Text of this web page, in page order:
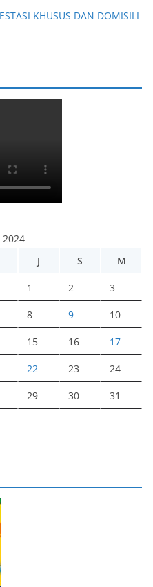
KHUSUS DAN DOMISILI
J S M
1 2 3
8 9 10
15 16 17
22 23 24
29 30 31